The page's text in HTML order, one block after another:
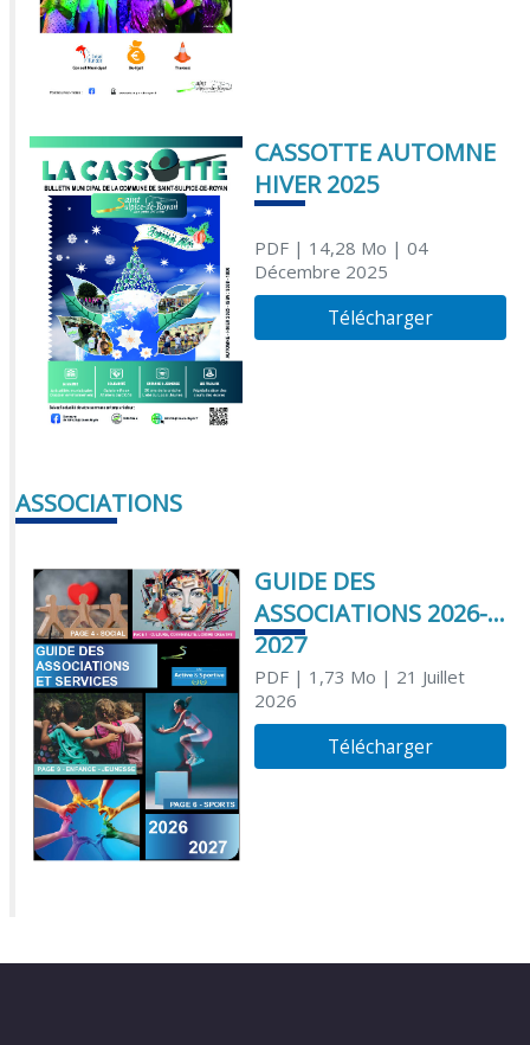
CASSOTTE AUTOMNE
HIVER 2025
PDF| 14,28 Mo | 04
Décembre 2025
Télécharger
ASSOCIATIONS
GUIDE DES
ASSOCIATIONS 2026-
2027
PDF| 1,73 Mo | 21 Juillet
2026
Télécharger